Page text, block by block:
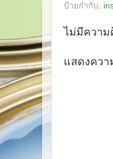
ป้ายกำกับ:
ไม่มีความ
แสดงควา